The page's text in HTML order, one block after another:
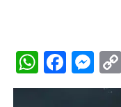
W
h
F
a
M
e